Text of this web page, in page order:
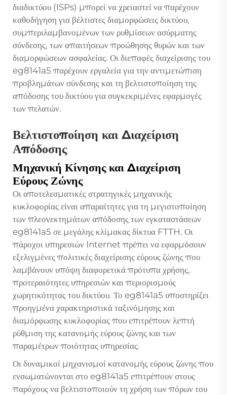
διαδικτύου (ISPs) μπορεί να χρειαστεί να παρέχουν
καθοδήγηση για βέλτιστες διαμορφώσεις δικτύου,
συμπεριλαμβανομένων των ρυθμίσεων ασύρματης
σύνδεσης, των απαιτήσεων προώθησης θυρών και των
διαμορφώσεων ασφαλείας. Οι διεπαφές διαχείρισης του
eg8141a5 παρέχουν εργαλεία για την αντιμετώπιση
προβλημάτων σύνδεσης και τη βελτιστοποίηση της
απόδοσης του δικτύου για συγκεκριμένες εφαρμογές
των πελατών.
Βελτιστοποίηση και Διαχείριση
Απόδοσης
Μηχανική Κίνησης και Διαχείριση
Εύρους Ζώνης
Οι αποτελεσματικές στρατηγικές μηχανικής
κυκλοφορίας είναι απαραίτητες για τη μεγιστοποίηση
των πλεονεκτημάτων απόδοσης των εγκαταστάσεων
eg8141a5 σε μεγάλης κλίμακας δίκτυα FTTH. Οι
πάροχοι υπηρεσιών Internet πρέπει να εφαρμόσουν
εξελιγμένες πολιτικές διαχείρισης εύρους ζώνης που
λαμβάνουν υπόψη διαφορετικά πρότυπα χρήσης,
προτεραιότητες υπηρεσιών και περιορισμούς
χωρητικότητας του δικτύου. Το eg8141a5 υποστηρίζει
προηγμένα χαρακτηριστικά ταξινόμησης και
διαμόρφωσης κυκλοφορίας που επιτρέπουν λεπτή
ρύθμιση της κατανομής εύρους ζώνης και των
παραμέτρων ποιότητας υπηρεσίας.
Οι δυναμικοί μηχανισμοί κατανομής εύρους ζώνης που
ενσωματώνονται στο eg8141a5 επιτρέπουν στους
παρόχους να βελτιστοποιούν τη χρήση των πόρων του